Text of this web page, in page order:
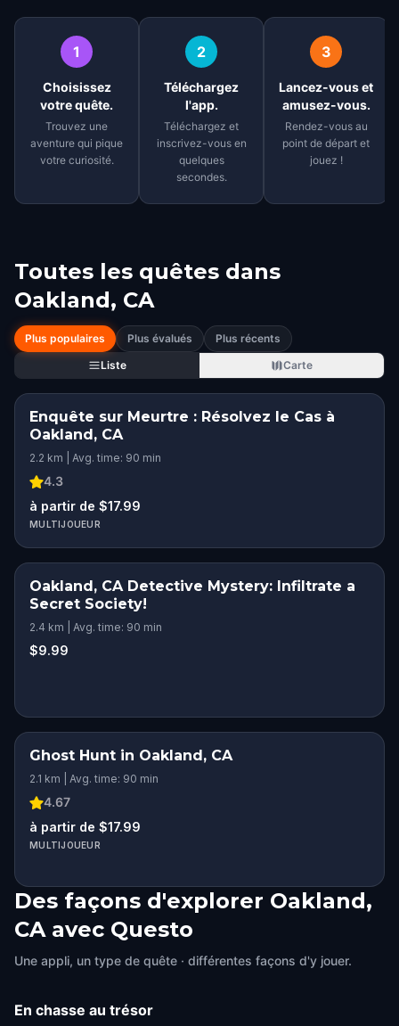
1
Choisissez
votre quête.
Trouvez une
aventure qui pique
votre curiosité.
2
Téléchargez
l'app.
Téléchargez et
inscrivez-vous en
quelques
secondes.
3
Lancez-vous et
amusez-vous.
Rendez-vous au
point de départ et
jouez !
Toutes les quêtes dans
Oakland, CA
Plus populaires Plus évalués
Plus récents
Liste
Carte
Enquête sur Meurtre : Résolvez le Cas à
Oakland, CA
2.2 km | Avg. time: 90 min
4.3
à partir de $17.99
MULTIJOUEUR
Oakland, CA Detective Mystery: Infiltrate a
Secret Society!
2.4 km | Avg. time: 90 min
$9.99
Ghost Hunt in Oakland, CA
2.1 km | Avg. time: 90 min
4.67
à partir de $17.99
MULTIJOUEUR
Des façons d'explorer Oakland,
CA avec Questo
Une appli, un type de quête · différentes façons d'y jouer.
En chasse au trésor